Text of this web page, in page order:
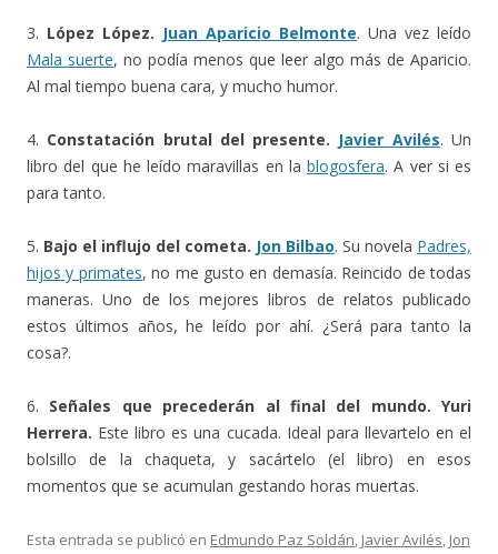
3. López López. Juan Aparicio Belmonte. Una vez leído
Mala suerte, no podía menos que leer algo más de Aparicio.
Al mal tiempo buena cara, y mucho humor.
4. Constatación brutal del presente. Javier Avilés. Un
libro del que he leído maravillas en la blogosfera. A ver si es
para tanto.
5. Bajo el influjo del cometa. Jon Bilbao. Su novela Padres,
hijos y primates, no me gusto en demasía. Reincido de todas
maneras. Uno de los mejores libros de relatos publicado
estos últimos años, he leído por ahí. ¿Será para tanto la
cosa?.
6. Señales que precederán al final del mundo. Yuri
Herrera. Este libro es una cucada. Ideal para llevartelo en el
bolsillo de la chaqueta, y sacártelo (el libro) en esos
momentos que se acumulan gestando horas muertas.
Esta entrada se publicó en Edmundo Paz Soldán, Javier Avilés, Jon